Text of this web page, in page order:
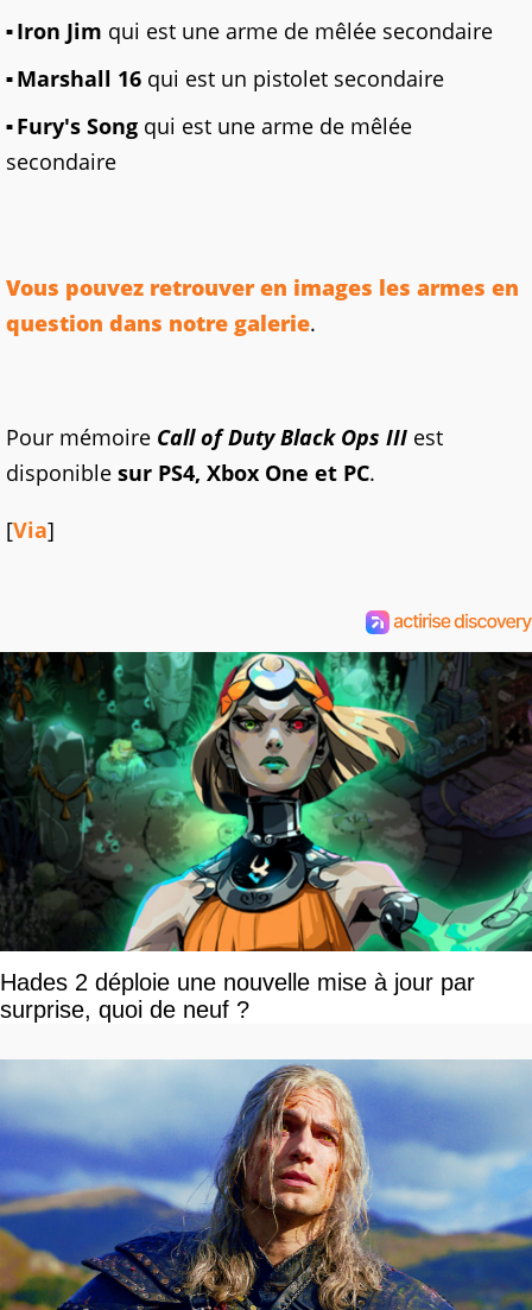
Iron Jim qui est une arme de mêlée secondaire
Marshall 16 qui est un pistolet secondaire
Fury's Song qui est une arme de mêlée
secondaire
Vous pouvez retrouver en images les armes en
question dans notre galerie.
Pour mémoire Call of Duty Black Ops III est
disponible sur PS4, Xbox One et PC.
[Via]
Hades 2 déploie une nouvelle mise à jour par
surprise, quoi de neuf ?